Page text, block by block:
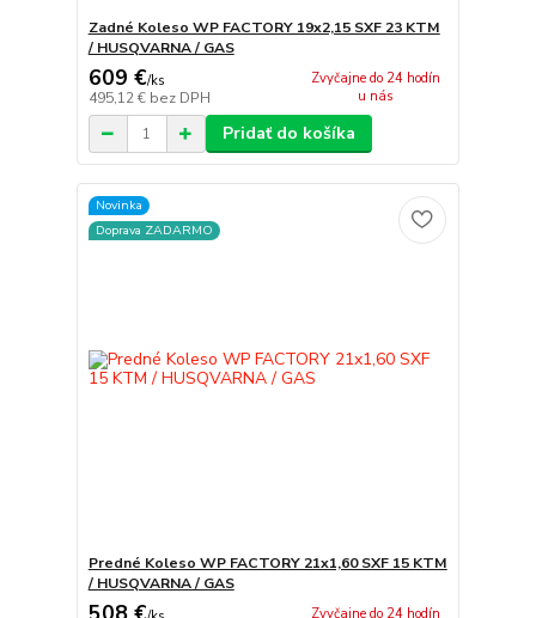
Zadné Koleso WP FACTORY 19x2,15 SXF 23 KTM
/ HUSQVARNA / GAS
609 €/ks
495,12 € bez DPH
Zvyčajne do 24 hodín
u nás
Pridať do košíka
Novinka
Doprava ZADARMO
Predné Koleso WP FACTORY 21x1,60 SXF 15 KTM
/ HUSQVARNA / GAS
Zvyčajne do 24 hodín